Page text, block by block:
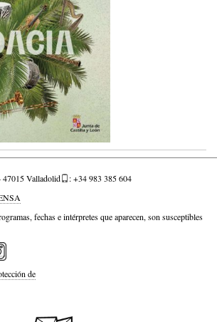
47015 Valladolid
: +34 983 385 604
fechas e intérpretes que aparecen, son susceptibles
de